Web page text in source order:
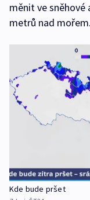
měnit ve sněhové
metrů nad mořem.
Kde bude pršet